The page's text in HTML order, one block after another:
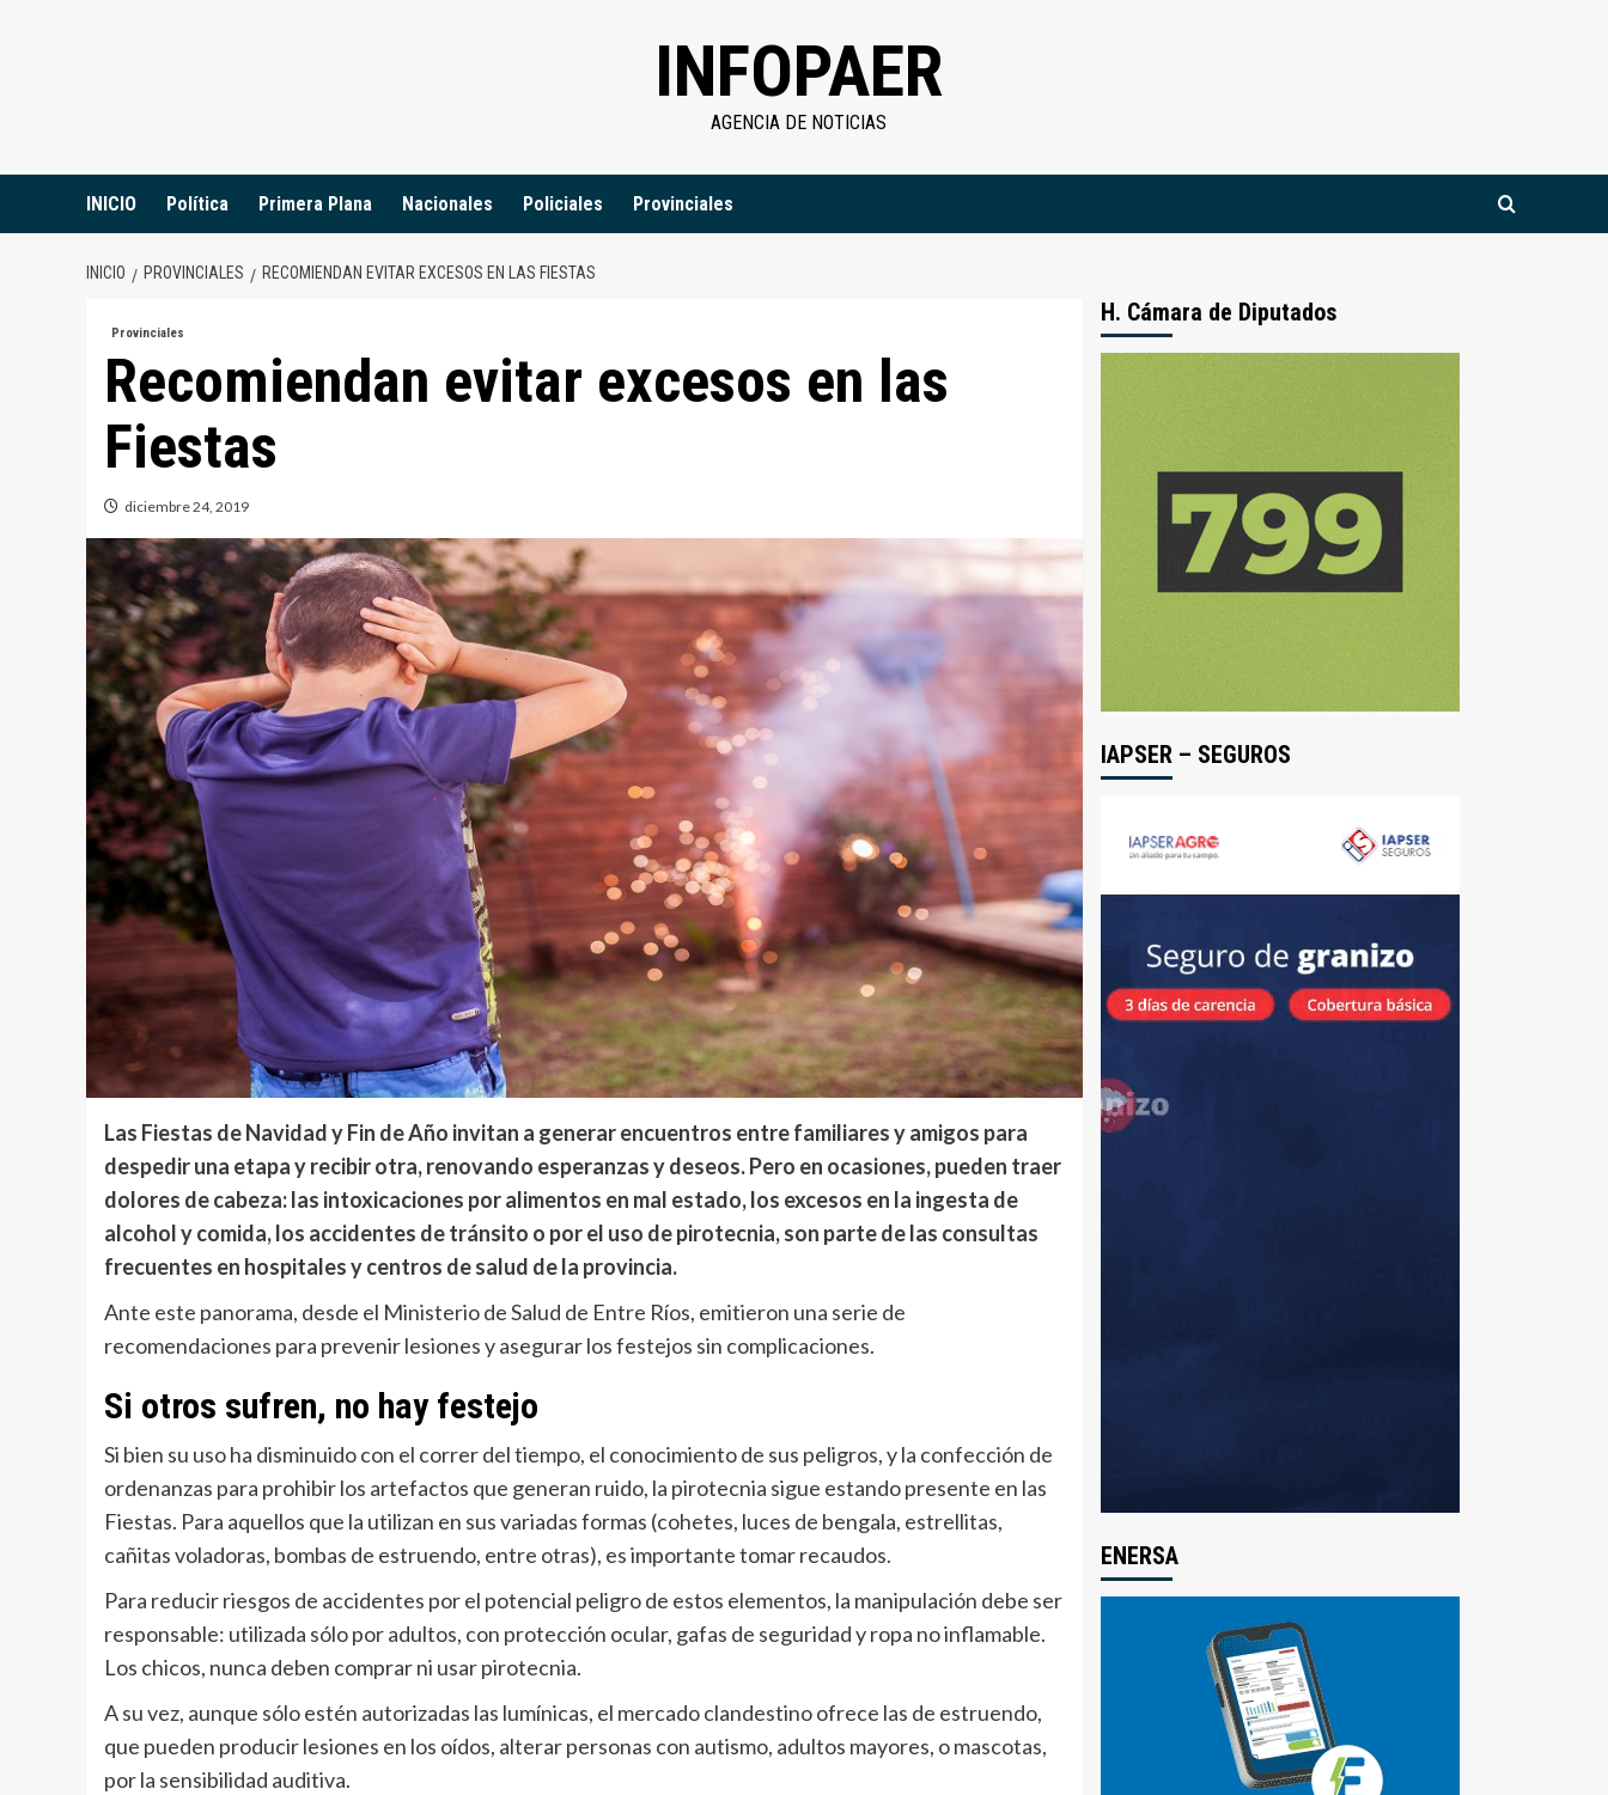
INFOPAER
AGENCIA DE NOTICIAS
INICIO Política Primera Plana Nacionales Policiales Provinciales
INICIO PROVINCIALES RECOMIENDAN EVITAR EXCESOS EN LAS FIESTAS
Provinciales
Recomiendan evitar excesos en las
Fiestas
diciembre 24, 2019
Las Fiestas de Navidad y Fin de Año invitan a generar encuentros entre familiares y amigos para
despedir una etapa y recibir otra, renovando esperanzas y deseos. Pero en ocasiones, pueden traer
dolores de cabeza: las intoxicaciones por alimentos en mal estado, los excesos en la ingesta de
alcohol y comida, los accidentes de tránsito o por el uso de pirotecnia, son parte de las consultas
frecuentes en hospitales y centros de salud de la provincia.
Ante este panorama, desde el Ministerio de Salud de Entre Ríos, emitieron una serie de
recomendaciones para prevenir lesiones y asegurar los festejos sin complicaciones.
Si otros sufren, no hay festejo
Si bien su uso ha disminuido con el correr del tiempo, el conocimiento de sus peligros, y la confección de
ordenanzas para prohibir los artefactos que generan ruido, la pirotecnia sigue estando presente en las
Fiestas. Para aquellos que la utilizan en sus variadas formas (cohetes, luces de bengala, estrellitas,
cañitas voladoras, bombas de estruendo, entre otras), es importante tomar recaudos.
Para reducir riesgos de accidentes por el potencial peligro de estos elementos, la manipulación debe ser
responsable: utilizada sólo por adultos, con protección ocular, gafas de seguridad y ropa no inflamable.
Los chicos, nunca deben comprar ni usar pirotecnia.
A su vez, aunque sólo estén autorizadas las lumínicas, el mercado clandestino ofrece las de estruendo,
que pueden producir lesiones en los oídos, alterar personas con autismo, adultos mayores, o mascotas,
por la sensibilidad auditiva.
H. Cámara de Diputados
IAPSER – SEGUROS
ENERSA